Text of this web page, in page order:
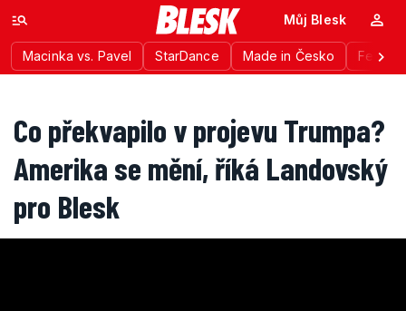
Macinka vs. Pavel StarDance Made in Česko
Můj Blesk
Co překvapilo v projevu Trumpa?
Amerika se mění, říká Landovský
pro Blesk